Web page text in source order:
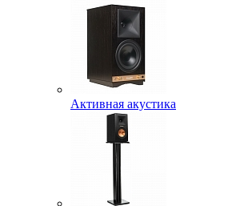
Активная акустика